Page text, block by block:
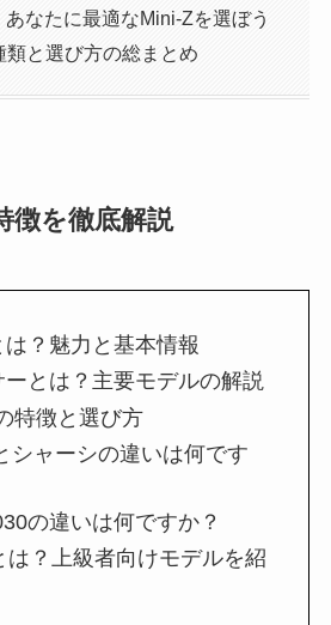
あなたに最適なMini-Zを選ぼう
類と選び方の総まとめ
徴を徹底解説
？魅力と基本情報
ーとは？主要モデルの解説
特徴と選び方
シャーシの違いは何です
の違いは何ですか？
は？上級者向けモデルを紹